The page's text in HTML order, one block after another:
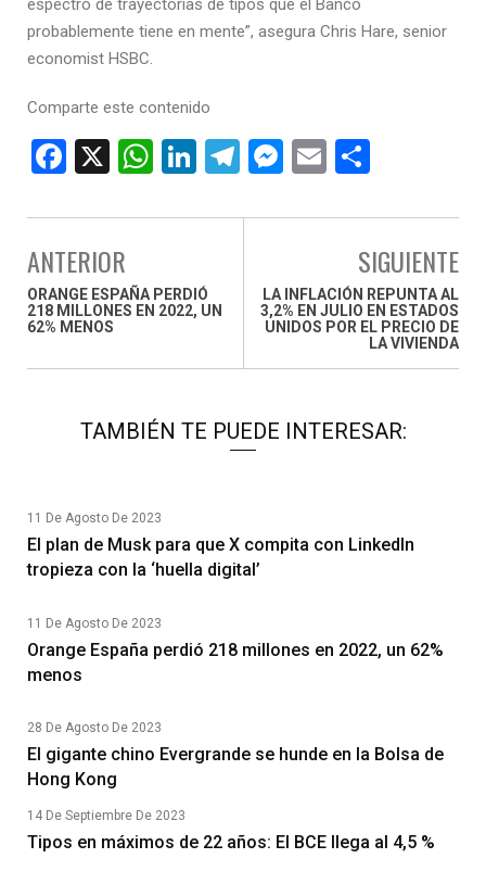
espectro de trayectorias de tipos que el Banco
probablemente tiene en mente”, asegura Chris Hare, senior
economist HSBC.
Comparte este contenido
F
ce
b
o
o
k
X
W
at
A
p
p
Li
ke
n
T
e
m
M
se
g
er
E
ail m
p
ar
tir
ANTERIOR
ORANGE ESPAÑA PERDIÓ
218 MILLONES EN 2022, UN
62% MENOS
SIGUIENTE
LA INFLACIÓN REPUNTA AL
3,2% EN JULIO EN ESTADOS
UNIDOS POR EL PRECIO DE
LA VIVIENDA
TAMBIÉN TE PUEDE INTERESAR:
11 De Agosto De 2023
El plan de Musk para que X compita con LinkedIn
tropieza con la ‘huella digital’
11 De Agosto De 2023
Orange España perdió 218 millones en 2022, un 62%
menos
28 De Agosto De 2023
El gigante chino Evergrande se hunde en la Bolsa de
Hong Kong
14 De Septiembre De 2023
Tipos en máximos de 22 años: El BCE llega al 4,5 %